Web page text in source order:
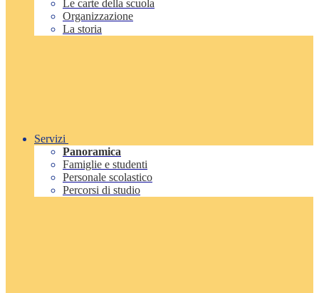
Le carte della scuola
Organizzazione
La storia
Servizi
Panoramica
Famiglie e studenti
Personale scolastico
Percorsi di studio